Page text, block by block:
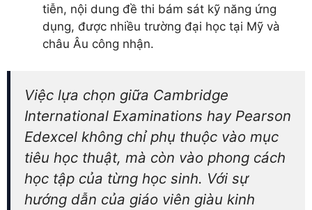
tiễn, nội dung đề thi bám sát kỹ năng ứng
dụng, được nhiều trường đại học tại Mỹ và
châu Âu công nhận.
Việc lựa chọn giữa Cambridge
International Examinations hay Pearson
Edexcel không chỉ phụ thuộc vào mục
tiêu học thuật, mà còn vào phong cách
học tập của từng học sinh. Với sự
hướng dẫn của giáo viên giàu kinh